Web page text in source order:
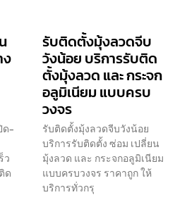
ด-
ว
ด
รับติดตั้งมุ้งลวดจีบ
วังน้อย บริการรับติด
ตั้งมุ้งลวด และ กระจก
อลูมิเนียม แบบครบ
วงจร
รับติดตั้งมุ้งลวดจีบวังน้อย
บริการรับติดตั้ง ซ่อม เปลี่ยน
มุ้งลวด และ กระจกอลูมิเนียม
แบบครบวงจร ราคาถูก ให้
บริการทั่วกรุ